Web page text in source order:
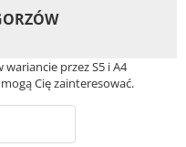
przez S5 i A4
Cię zainteresować.